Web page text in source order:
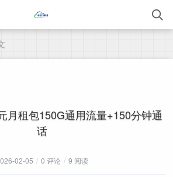
月租包150G通用流量+150分钟通
话
02-05 / 0 评论 / 9 阅读